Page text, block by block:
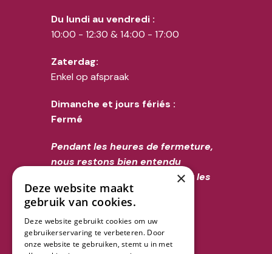
Du lundi au vendredi :
10:00 - 12:30 & 14:00 - 17:00
Zaterdag:
Enkel op afspraak
Dimanche et jours fériés :
Fermé
Pendant les heures de fermeture,
nous restons bien entendu
joignables par téléphone pour les
décès au 02/356.52.70.
Suivez-nous
×
Deze website maakt
gebruik van cookies.
Deze website gebruikt cookies om uw
gebruikerservaring te verbeteren. Door
onze website te gebruiken, stemt u in met